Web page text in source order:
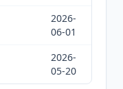
2026-
06-01
2026-
05-20